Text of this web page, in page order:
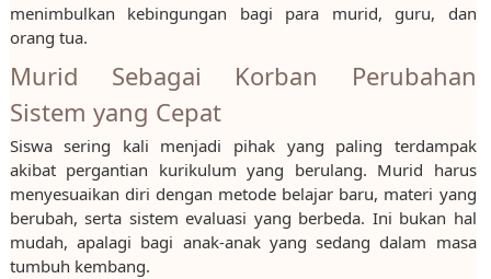
menimbulkan kebingungan bagi para murid, guru, dan
orang tua.
Murid Sebagai Korban Perubahan
Sistem yang Cepat
Siswa sering kali menjadi pihak yang paling terdampak
akibat pergantian kurikulum yang berulang. Murid harus
menyesuaikan diri dengan metode belajar baru, materi yang
berubah, serta sistem evaluasi yang berbeda. Ini bukan hal
mudah, apalagi bagi anak-anak yang sedang dalam masa
tumbuh kembang.